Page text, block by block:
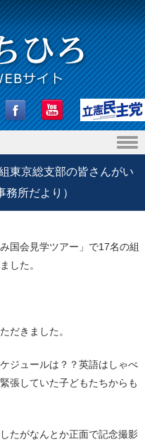
東京総支部の皆さんがい
所だより）
国会見学ツアー」で17名の組
した。
だきました。
ジュールは？？英語はしゃべ
張していた子どもたちからも
たがなんとか正面で記念撮影